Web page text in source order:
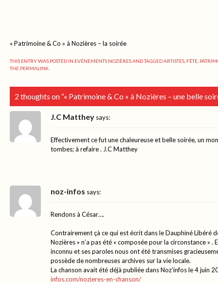
« Patrimoine & Co » à Nozières – la soirée
THIS ENTRY WAS POSTED IN EVÈNEMENTS NOZIÈRESAND TAGGEDARTISTES FÊTE
THE PERMALINK
2 thoughts on “« Patrimoine & Co » à Nozières – une belle
J.C Matthey says:
Effectivement ce fut une chaleureuse et belle soirée, un
tombes; à refaire . J.C Matthey
noz-infos says:
Rendons à César….
Contrairement çà ce qui est écrit dans le Dauphiné Libéré
Nozières » n’a pas été « composée pour la circonstance » .
inconnu et ses paroles nous ont été transmises
possède de nombreuses archives sur la vie locale.
La chanson avait été déjà publiée dans Noz’infos le 4 juin
infos.com/nozieres-en-chanson/